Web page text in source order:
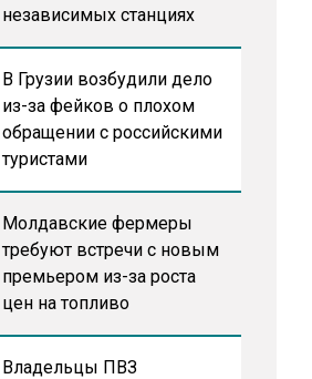
независимых станциях
В Грузии возбудили дело
из-за фейков о плохом
обращении с российскими
туристами
Молдавские фермеры
требуют встречи с новым
премьером из-за роста
цен на топливо
Владельцы ПВЗ